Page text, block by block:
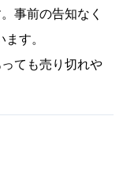
事前の告知なく
す。
ても売り切れや